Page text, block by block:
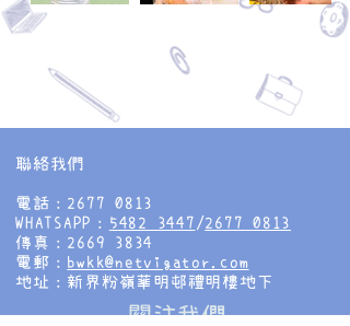
聯絡我們
電話：2677 0813
WHATSAPP： 5482 3447 /2677 0813
傳真：2669 3834
電郵： bwkk@netvigator.com
地址：新界粉嶺華明邨禮明樓地下
​關注我們